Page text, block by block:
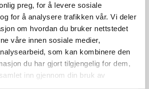
preg, for å levere sosiale
for å analysere trafikken vår. Vi deler
om hvordan du bruker nettstedet
våre innen sosiale medier,
som kan kombinere den
du har gjort tilgjengelig for dem,
inn gjennom din bruk av